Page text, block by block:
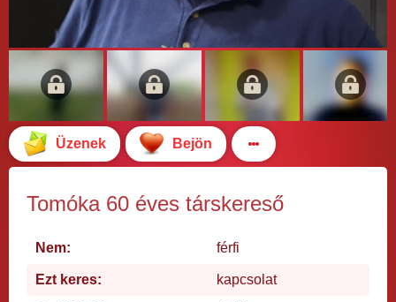
Üzenek Bejön
Tomóka 60 éves társkereső
Nem: férfi
Ezt keres: kapcsolat